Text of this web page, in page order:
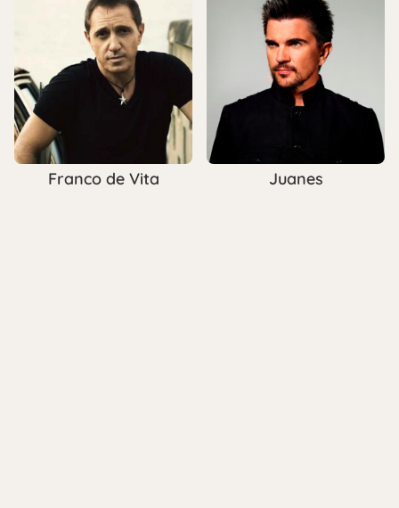
Franco de Vita Juanes